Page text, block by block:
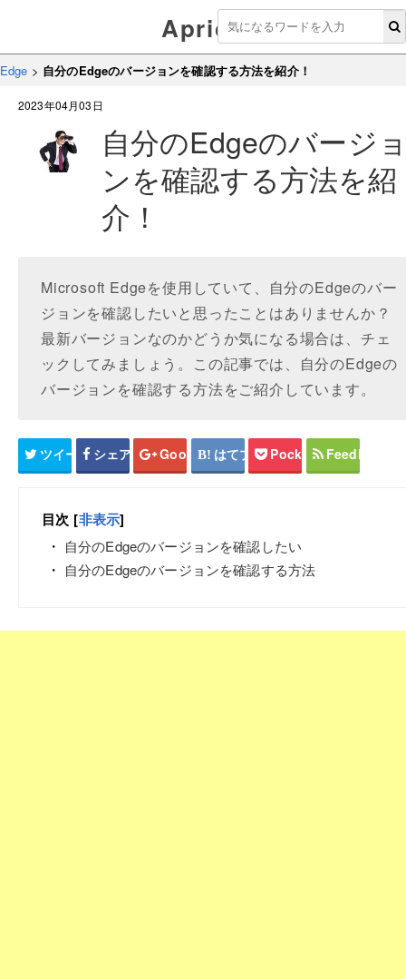
Aprico
Edge > 自分のEdgeのバージョンを確認する方法を紹介！
2023年04月03日
自分のEdgeのバージ
ンを確認する方法を紹
介！
Microsoft Edgeを使用していて、自分のEdgeのバー
ジョンを確認したいと思ったことはありませんか？
最新バージョンなのかどうか気になる場合は、チェ
ックしてみましょう。この記事では、自分のEdgeの
バージョンを確認する方法をご紹介しています。
ツイート シェア Google+ はてブ Pocket Feedly
目次 [非表示]
自分のEdgeのバージョンを確認したい
自分のEdgeのバージョンを確認する方法